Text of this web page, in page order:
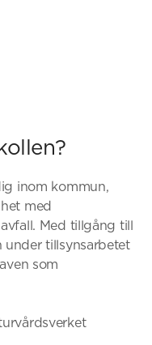
inom kommun,
med
Med tillgång till
under tillsynsarbetet
som